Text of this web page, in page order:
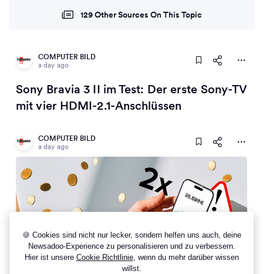
🍪 Cookies sind nicht nur lecker, sondern helfen uns auch, deine
Newsadoo-Experience zu personalisieren und zu verbessern.
Hier ist unsere Cookie Richtlinie, wenn du mehr darüber wissen
willst.
129 Other Sources On This Topic
COMPUTER BILD
a day ago
Sony Bravia 3 II im Test: Der erste Sony-TV
mit vier HDMI-2.1-Anschlüssen
COMPUTER BILD
a day ago